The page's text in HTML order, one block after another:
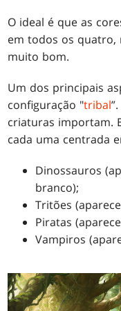
O ideal é que as
em todos os quatro,
muito bom.
Um dos principais
configuração "tribal
criaturas importam.
cada uma centrada
Dinossauros
branco);
Tritões
Piratas
Vampiros